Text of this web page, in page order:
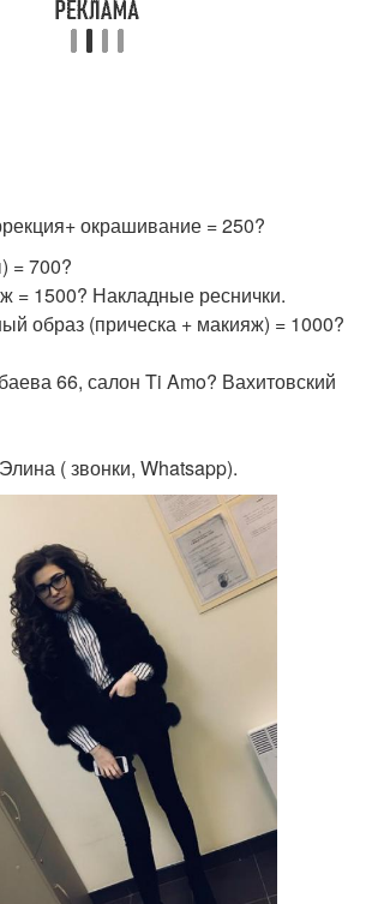
окрашивание = 250?
= 700?
= 1500? Накладные реснички.
образ (прическа + макияж) = 1000?
66, салон Ti Amo? Вахитовский
( звонки, Whatsapp).